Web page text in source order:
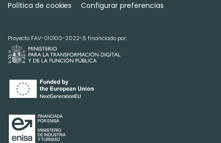
Política de cookies
Configurar preferencias
Proyecto FAV-010100-2022-6 financiado por: